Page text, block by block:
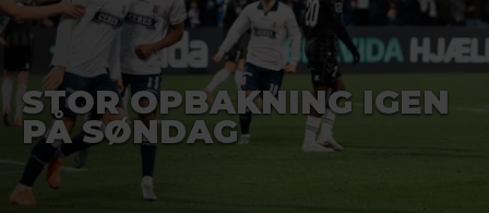
STOR OPBAKNING IGEN
PÅ SØNDAG